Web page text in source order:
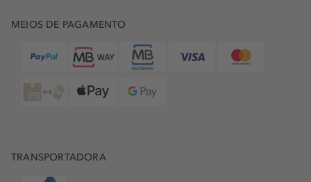
MEIOS DE PAGAMENTO
TRANSPORTADORA